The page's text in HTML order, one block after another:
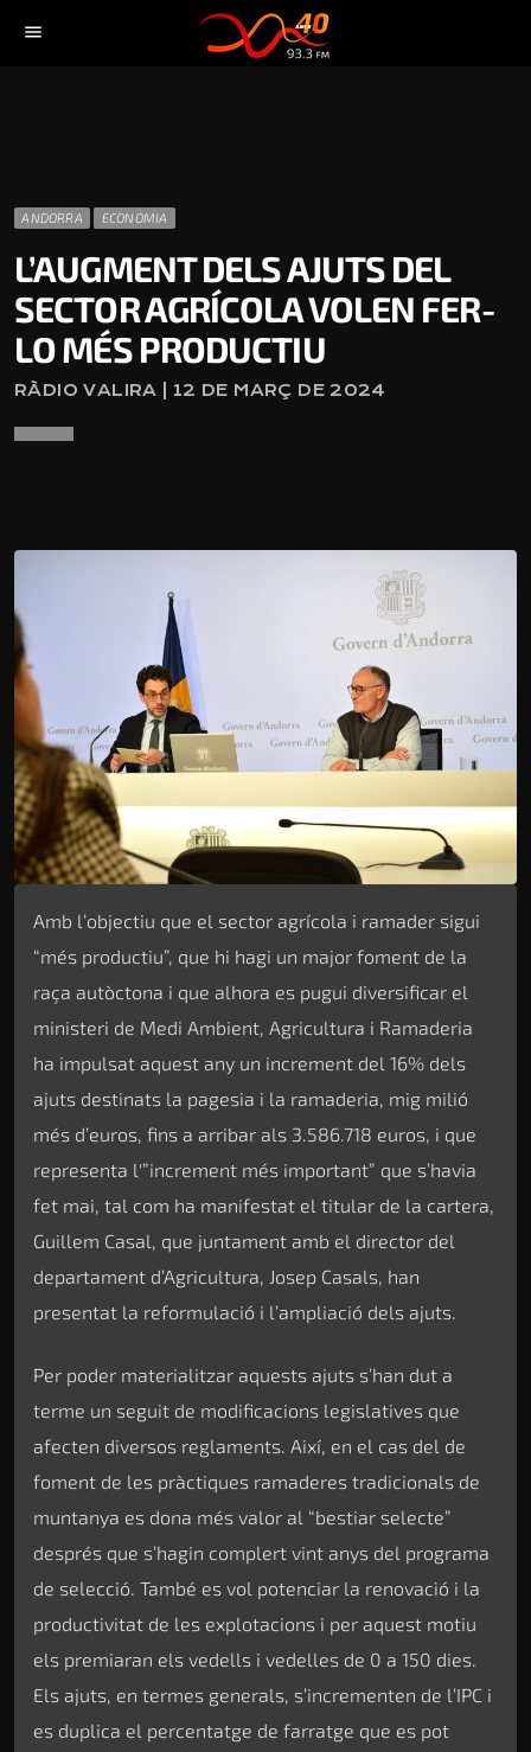
menu
ANDORRA ECONOMIA
L’AUGMENT DELS AJUTS DEL
SECTOR AGRÍCOLA VOLEN FER-
LO MÉS PRODUCTIU
RÀDIO VALIRA | 12 DE MARÇ DE 2024
Amb l’objectiu que el sector agrícola i ramader sigui
“més productiu”, que hi hagi un major foment de la
raça autòctona i que alhora es pugui diversificar el
ministeri de Medi Ambient, Agricultura i Ramaderia
ha impulsat aquest any un increment del 16% dels
ajuts destinats la pagesia i la ramaderia, mig milió
més d’euros, fins a arribar als 3.586.718 euros, i que
representa l'”increment més important” que s’havia
fet mai, tal com ha manifestat el titular de la cartera,
Guillem Casal, que juntament amb el director del
departament d’Agricultura, Josep Casals, han
presentat la reformulació i l’ampliació dels ajuts.
Per poder materialitzar aquests ajuts s’han dut a
terme un seguit de modificacions legislatives que
afecten diversos reglaments. Així, en el cas del de
foment de les pràctiques ramaderes tradicionals de
muntanya es dona més valor al “bestiar selecte”
després que s’hagin complert vint anys del programa
de selecció. També es vol potenciar la renovació i la
productivitat de les explotacions i per aquest motiu
els premiaran els vedells i vedelles de 0 a 150 dies.
Els ajuts, en termes generals, s’incrementen de l’IPC i
es duplica el percentatge de farratge que es pot